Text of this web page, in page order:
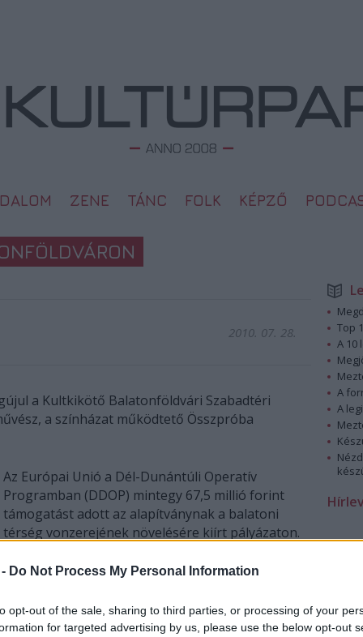
Do Not Process My Personal Information
opt-out of the sale, sharing to third parties, or processing of your
for targeted advertising by us, please use the below opt-out
ZENE TÁNC FOLK KÉPZŐ
2010. 07. 28.
a Kultkikötő Balatonföldvári Szabadtéri
a színházat működtető Összpróba
Az Európai Unió a Dél-Dunántúli Operatív
Programban (DDOP) mintegy 67,5 millió forint
támogatást adott az alapítványnak a balatoni
térség vonzerejének növelésére kiírt pályázaton.
A támogatást programok szervezésére,
megújítására, a nézőtér akadálymentesítésére és
bővítésére, területrendezésre fordították.
Top
A 10
A
A